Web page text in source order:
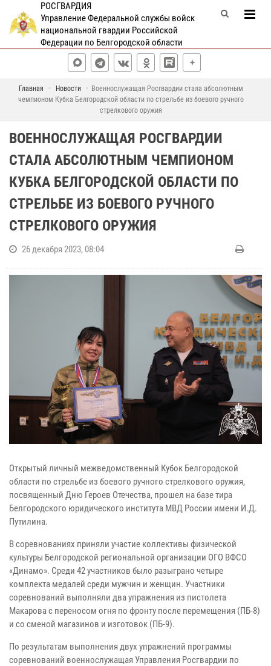
РОСГВАРДИЯ
Управление Федеральной службы войск
национальной гвардии Российской
Федерации по Белгородской области
Главная Новости
Военнослужащая Росгвардии стала абсолютным
чемпионом Кубка Белгородской области по стрельбе из боевого ручного
стрелкового оружия
ВОЕННОСЛУЖАЩАЯ РОСГВАРДИИ
СТАЛА АБСОЛЮТНЫМ ЧЕМПИОНОМ
КУБКА БЕЛГОРОДСКОЙ ОБЛАСТИ ПО
СТРЕЛЬБЕ ИЗ БОЕВОГО РУЧНОГО
СТРЕЛКОВОГО ОРУЖИЯ
26 декабря 2023, 08:04
Открытый личный межведомственный Кубок Белгородской
области по стрельбе из боевого ручного стрелкового оружия,
посвященный Дню Героев Отечества, прошел на базе тира
Белгородского юридического института МВД России имени И.Д.
Путилина.
В соревнованиях приняли участие коллективы физической
культуры Белгородской региональной организации ОГО ВФСО
«Динамо». Среди 42 участников было разыграно четыре
комплекта медалей среди мужчин и женщин. Участники
соревнований выполняли два упражнения из пистолета
Макарова с переносом огня по фронту после перемещения (ПБ-8)
и со сменой магазинов и изготовок (ПБ-9).
По результатам выполнения двух упражнений программы
соревнований военнослужащая Управления Росгвардии по